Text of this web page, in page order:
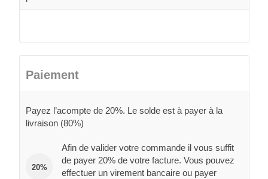
Paiement
Payez l’acompte de 20%. Le solde est à payer à la
livraison (80%)
20%
Afin de valider votre commande il vous suffit
de payer 20% de votre facture. Vous pouvez
effectuer un virement bancaire ou payer